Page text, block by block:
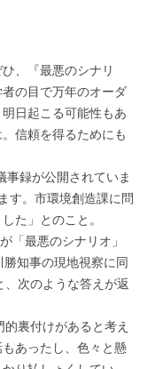
、『最悪のシナリ
の目で万年のオーダ
日起こる可能性もあ
信頼を得るためにも
事録が公開されていま
す。市環境創造課に問
た」とのこと。
「最悪のシナリオ」
知事の現地視察に同
次のような答えが返
的裏付けがあると考え
あったし、色々と懸